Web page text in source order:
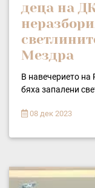
деца на
Мездра
В навечерието
бяха запалени
08 дек 2023